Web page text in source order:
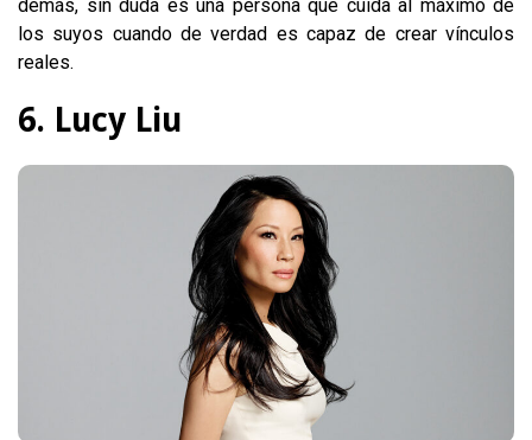
demás, sin duda es una persona que cuida al máximo de
los suyos cuando de verdad es capaz de crear vínculos
reales.
6. Lucy Liu